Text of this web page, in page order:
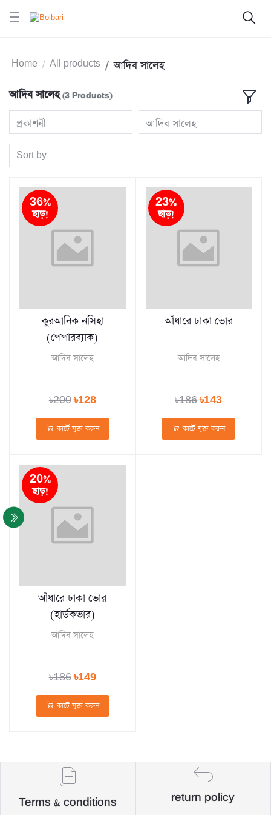
Home All products আদিব সালেহ
আদিব সালেহ(3 Products)
প্রকাশনী আদিব সালেহ
Sort by
36%
ছাড়!
কুরআনিক নসিহা
(পেপারব্যাক)
আদিব সালেহ
৳200৳128
কার্টে যুক্ত করুন
23%
ছাড়!
আঁধারে ঢাকা ভোর
আদিব সালেহ
৳186৳143
কার্টে যুক্ত করুন
20%
ছাড়!
আঁধারে ঢাকা ভোর
(হার্ডকভার)
আদিব সালেহ
৳186৳149
কার্টে যুক্ত করুন
Terms & conditions return policy